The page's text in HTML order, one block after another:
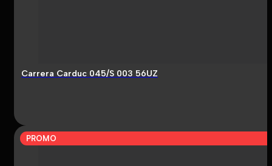
Carrera Carduc 045/S 003 56UZ
PROMO